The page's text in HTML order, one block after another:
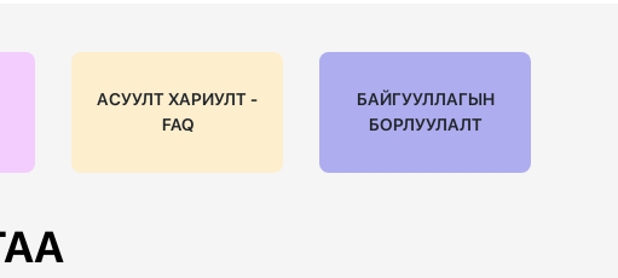
АСУУЛТ ХАРИУЛТ -
FAQ
БАЙГУУЛЛАГЫН
БОРЛУУЛАЛТ